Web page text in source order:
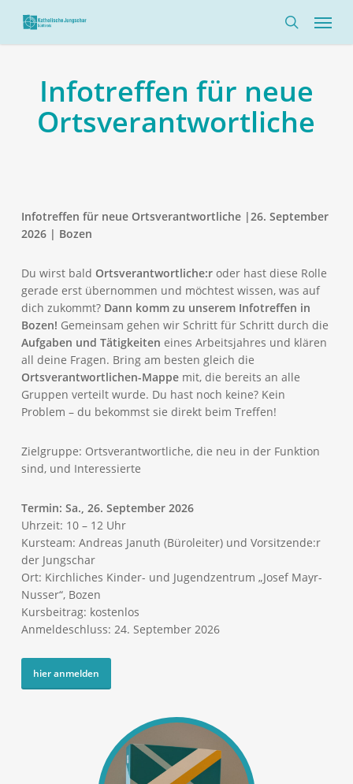
main
Menü
Infotreffen für neue
Ortsverantwortliche
Infotreffen für neue Ortsverantwortliche |26. September
2026 | Bozen
Du wirst bald Ortsverantwortliche:roder hast diese Rolle
gerade erst übernommen und möchtest wissen, was auf
dich zukommt? Dann komm zu unserem Infotreffen in
Bozen! Gemeinsam gehen wir Schritt für Schritt durch die
Aufgaben und Tätigkeiten eines Arbeitsjahres und klären
all deine Fragen. Bring am besten gleich die
Ortsverantwortlichen-Mappemit, die bereits an alle
Gruppen verteilt wurde. Du hast noch keine? Kein
Problem – du bekommst sie direkt beim Treffen!
Zielgruppe: Ortsverantwortliche, die neu in der Funktion
sind, und Interessierte
Termin: Sa., 26. September 2026
Uhrzeit: 10 – 12 Uhr
Kursteam: Andreas Januth (Büroleiter) und Vorsitzende:r
der Jungschar
Ort: Kirchliches Kinder- und Jugendzentrum „Josef Mayr-
Nusser“, Bozen
Kursbeitrag: kostenlos
Anmeldeschluss: 24. September 2026
hier anmelden